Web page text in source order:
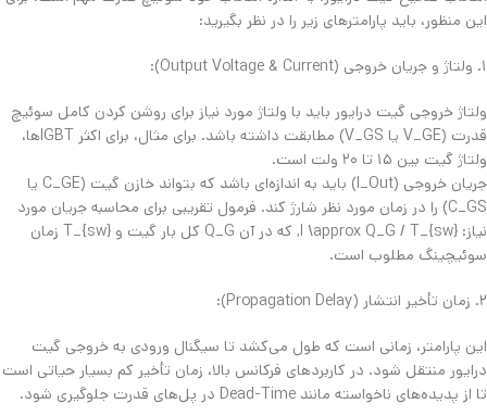
این منظور، باید پارامترهای زیر را در نظر بگیرید:
​۱. ولتاژ و جریان خروجی (Output Voltage & Current):
​ولتاژ خروجی گیت درایور باید با ولتاژ مورد نیاز برای روشن کردن کامل سوئیچ
قدرت (V_GE یا V_GS) مطابقت داشته باشد. برای مثال، برای اکثر IGBTها،
ولتاژ گیت بین ۱۵ تا ۲۰ ولت است.
​جریان خروجی (I_Out) باید به اندازه‌ای باشد که بتواند خازن گیت (C_GE یا
C_GS) را در زمان مورد نظر شارژ کند. فرمول تقریبی برای محاسبه جریان مورد
نیاز: I \approx Q_G / T_{sw}, که در آن Q_G کل بار گیت و T_{sw} زمان
سوئیچینگ مطلوب است.
​۲. زمان تأخیر انتشار (Propagation Delay):
​این پارامتر، زمانی است که طول می‌کشد تا سیگنال ورودی به خروجی گیت
درایور منتقل شود. در کاربردهای فرکانس بالا، زمان تأخیر کم بسیار حیاتی است
تا از پدیده‌های ناخواسته مانند Dead-Time در پل‌های قدرت جلوگیری شود.